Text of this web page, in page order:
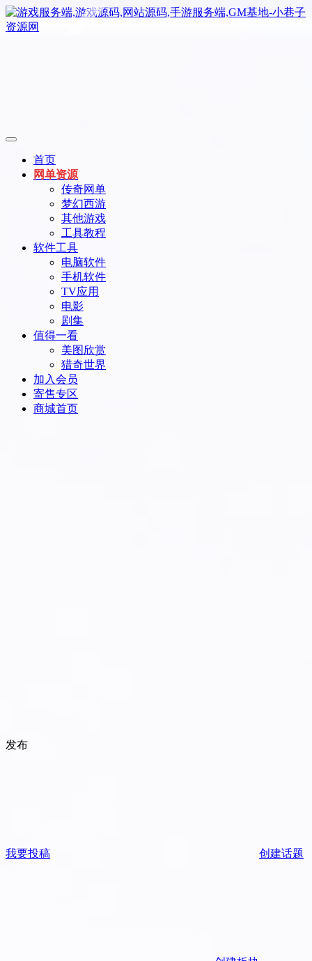
首页
网单资源
传奇网单
梦幻西游
其他游戏
工具教程
软件工具
电脑软件
手机软件
TV应用
电影
剧集
值得一看
美图欣赏
猎奇世界
加入会员
寄售专区
商城首页
发布
我要投稿 创建话题